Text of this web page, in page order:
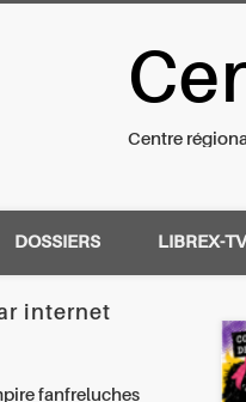
du
Centre
DOSSIERS LIBREX-TV
internet
fanfreluches